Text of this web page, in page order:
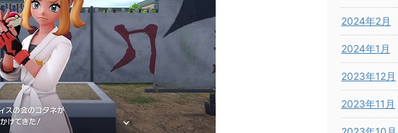
2024年2月
2024年1月
2023年12月
2023年11月